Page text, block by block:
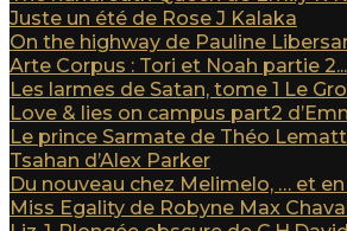
Juste un été de Rose J Kalaka
On the highway de Pauline
Arte Corpus : Tori et Noah partie 2...
Les larmes de Satan, tome 1 Le
Love & lies on campus part2
Le prince Sarmate de Théo
Tsahan d’Alex Parker
Du nouveau chez Melimelo, … et en
Miss Egality de Robyne Max